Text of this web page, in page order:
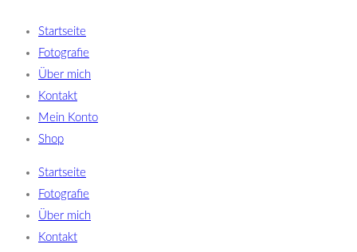
Startseite
Fotografie
Über mich
Kontakt
Mein Konto
Shop
Startseite
Fotografie
Über mich
Kontakt